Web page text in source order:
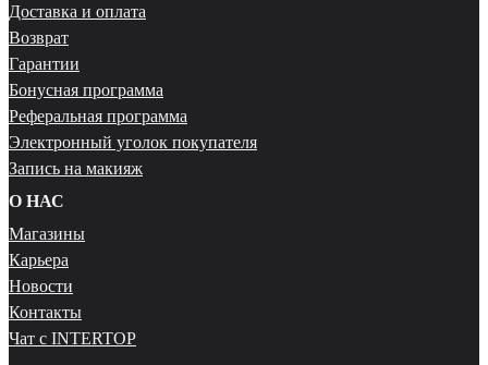
Доставка и оплата
Возврат
Гарантии
Бонусная программа
Реферальная программа
Электронный уголок покупателя
Запись на макияж
О НАС
Магазины
Карьера
Новости
Контакты
Чат с INTERTOP